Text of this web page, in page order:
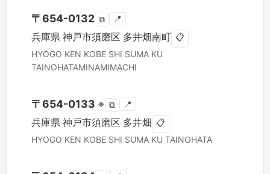
〒654-0132 ⧉ 📍
兵庫県 神戸市須磨区 多井畑南町 📋
HYOGO KEN KOBE SHI SUMA KU
TAINOHATAMINAMIMACHI
〒654-0133 ※ ⧉ 📍
兵庫県 神戸市須磨区 多井畑 📋
HYOGO KEN KOBE SHI SUMA KU TAINOHATA